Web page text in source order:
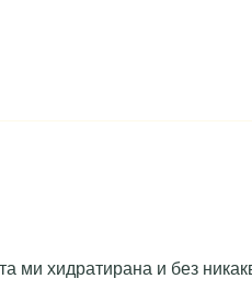
ми хидратирана и без